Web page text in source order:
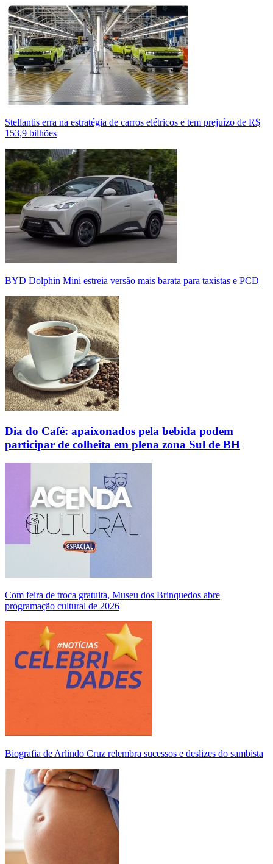
Stellantis erra na estratégia de carros elétricos e tem prejuízo de R$
153,9 bilhões
BYD Dolphin Mini estreia versão mais barata para taxistas e PCD
Dia do Café: apaixonados pela bebida podem
participar de colheita em plena zona Sul de BH
Com feira de troca gratuita, Museu dos Brinquedos abre
programação cultural de 2026
Biografia de Arlindo Cruz relembra sucessos e deslizes do sambista